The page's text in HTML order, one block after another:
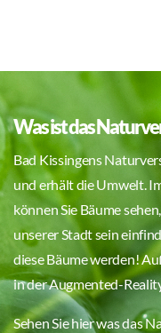
Was ist das
Bad Kissingens
und erhält die Umwelt.
können Sie Bäume
unserer Stadt sein
diese Bäume werden!
in der Augmented-
Sehen Sie hier was das